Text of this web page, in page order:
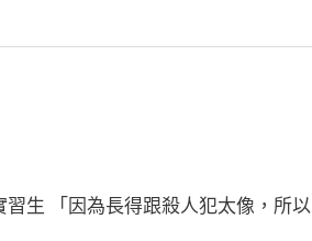
生 「因為長得跟殺人犯太像，所以